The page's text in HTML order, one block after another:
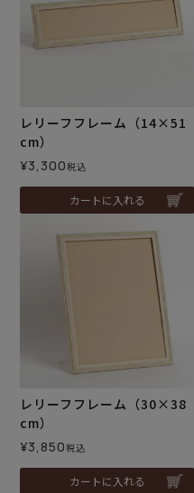
レリーフフレーム（14×51
cm）
¥3,300税込
カートに入れる
レリーフフレーム（30×38
cm）
¥3,850税込
カートに入れる